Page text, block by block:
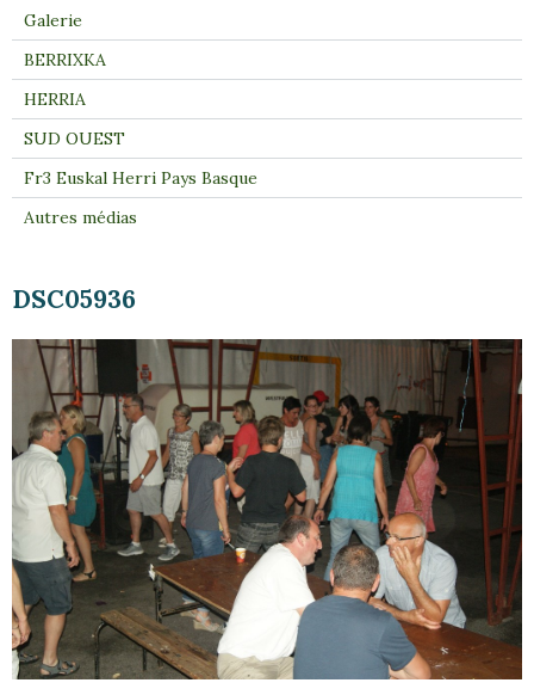
DSC05936
Galerie
BERRIXKA
HERRIA
SUD OUEST
Fr3 Euskal Herri Pays Basque
Autres médias